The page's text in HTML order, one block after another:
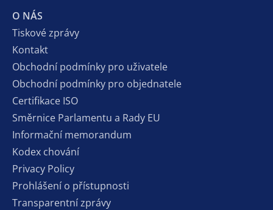
O NÁS
Tiskové zprávy
Kontakt
Obchodní podmínky pro uživatele
Obchodní podmínky pro objednatele
Certifikace ISO
Směrnice Parlamentu a Rady EU
Informační memorandum
Kodex chování
Privacy Policy
Prohlášení o přístupnosti
Transparentní zprávy